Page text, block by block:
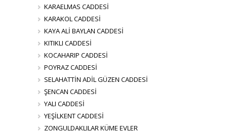
KARAELMAS CADDESİ
KARAKOL CADDESİ
KAYA ALİ BAYLAN CADDESİ
KITIKLI CADDESİ
KOCAHARIP CADDESİ
POYRAZ CADDESİ
SELAHATTİN ADİL GÜZEN CADDESİ
ŞENCAN CADDESİ
YALI CADDESİ
YEŞİLKENT CADDESİ
ZONGULDAKLILAR KÜME EVLER